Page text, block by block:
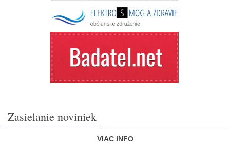
Zasielanie noviniek
VIAC INFO